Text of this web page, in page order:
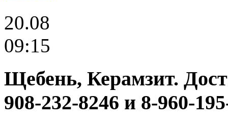
20.08
09:15
Щебень, Керамзит.
908-232-8246 и 8-960-